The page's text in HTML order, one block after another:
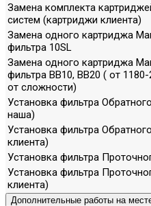
Замена комплекта
систем (картриджи клиента)
Замена одного картриджа
фильтра 10SL
Замена одного картриджа
фильтра ВВ10, ВВ20 ( от
от сложности)
Установка фильтра
наша)
Установка фильтра
клиента)
Установка фильтра
Установка фильтра
клиента)
Дополнительные работы на